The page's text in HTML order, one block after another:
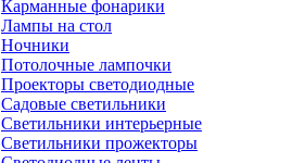
Карманные фонарики
Лампы на стол
Ночники
Потолочные лампочки
Проекторы светодиодные
Садовые светильники
Светильники интерьерные
Светильники прожекторы